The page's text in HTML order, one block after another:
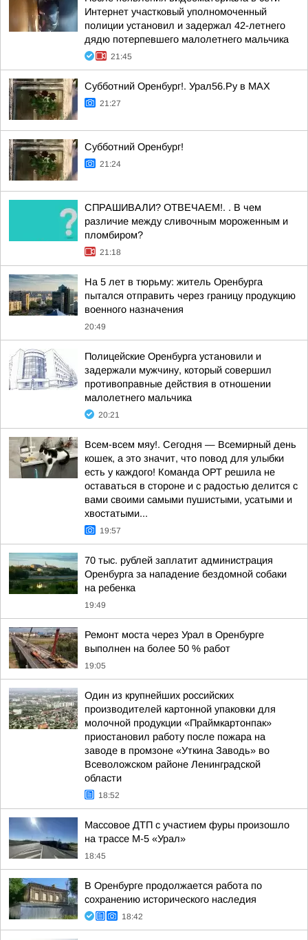
Интернет участковый уполномоченный
полиции установил и задержал 42-летнего
дядю потерпевшего малолетнего мальчика
21:45
Субботний Оренбург!. Урал56.Ру в МАХ
21:27
Субботний Оренбург!
21:24
СПРАШИВАЛИ? ОТВЕЧАЕМ!. . В чем
различие между сливочным мороженным и
пломбиром?
21:18
На 5 лет в тюрьму: житель Оренбурга
пытался отправить через границу продукцию
военного назначения
20:49
Полицейские Оренбурга установили и
задержали мужчину, который совершил
противоправные действия в отношении
малолетнего мальчика
20:21
Всем-всем мяу!. Сегодня — Всемирный день
кошек, а это значит, что повод для улыбки
есть у каждого! Команда ОРТ решила не
оставаться в стороне и с радостью делится с
вами своими самыми пушистыми, усатыми и
хвостатыми...
19:57
70 тыс. рублей заплатит администрация
Оренбурга за нападение бездомной собаки
на ребенка
19:49
Ремонт моста через Урал в Оренбурге
выполнен на более 50 % работ
19:05
Один из крупнейших российских
производителей картонной упаковки для
молочной продукции «Праймкартонпак»
приостановил работу после пожара на
заводе в промзоне «Уткина Заводь» во
Всеволожском районе Ленинградской
области
18:52
Массовое ДТП с участием фуры произошло
на трассе М-5 «Урал»
18:45
В Оренбурге продолжается работа по
сохранению исторического наследия
18:42